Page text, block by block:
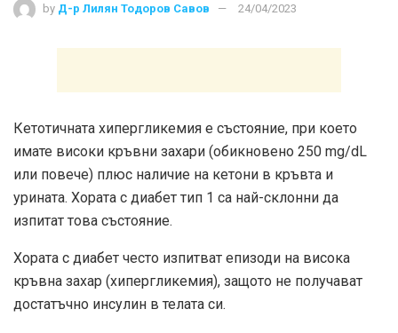
by Д-р Лилян Тодоров Савов 24/04/2023
Кетотичната хипергликемия е състояние, при което
имате високи кръвни захари (обикновено 250 mg/dL
или повече) плюс наличие на кетони в кръвта и
урината. Хората с диабет тип 1 са най-склонни да
изпитат това състояние.
Хората с диабет често изпитват епизоди на висока
кръвна захар (хипергликемия), защото не получават
достатъчно инсулин в телата си.